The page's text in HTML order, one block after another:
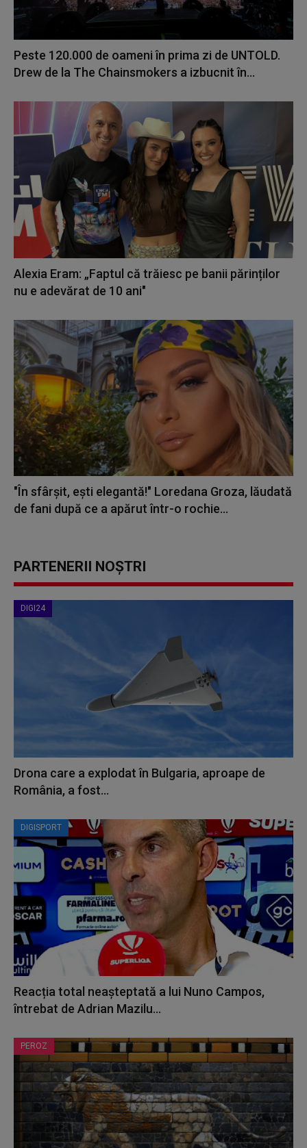
Peste 120.000 de oameni în prima zi de UNTOLD.
Drew de la The Chainsmokers a izbucnit în...
Alexia Eram: „Faptul că trăiesc pe banii părinților
nu e adevărat de 10 ani"
"În sfârșit, ești elegantă!" Loredana Groza, lăudată
de fani după ce a apărut într-o rochie...
PARTENERII NOȘTRI
DIGI24
Drona care a explodat în Bulgaria, aproape de
România, a fost...
DIGISPORT
Reacția total neașteptată a lui Nuno Campos,
întrebat de Adrian Mazilu...
PEROZ